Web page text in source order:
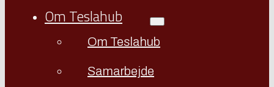
Om Teslahub
Om Teslahub
Samarbejde